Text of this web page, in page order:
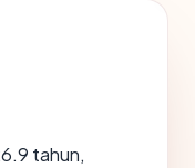
tahun,